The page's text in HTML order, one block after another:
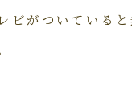
ビがついている